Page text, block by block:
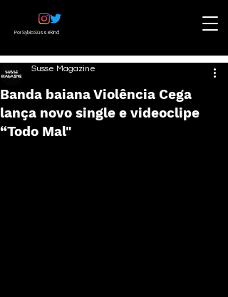
Por Sylvia Süssekind
Banda baiana Violência Cega
lança novo single e videoclipe
“Todo Mal"
Susse Magazine